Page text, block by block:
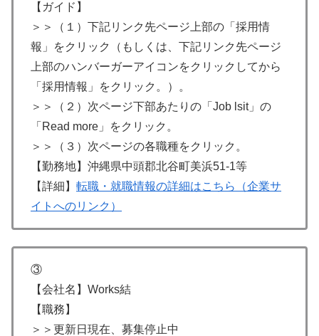
【ガイド】
＞＞（１）下記リンク先ページ上部の「採用情
報」をクリック（もしくは、下記リンク先ページ
上部のハンバーガーアイコンをクリックしてから
「採用情報」をクリック。）。
＞＞（２）次ページ下部あたりの「Job lsit」の
「Read more」をクリック。
＞＞（３）次ページの各職種をクリック。
【勤務地】沖縄県中頭郡北谷町美浜51-1等
【詳細】 転職・就職情報の詳細はこちら（企業サ
イトへのリンク）
③
【会社名】Works結
【職務】
＞＞更新日現在、募集停止中